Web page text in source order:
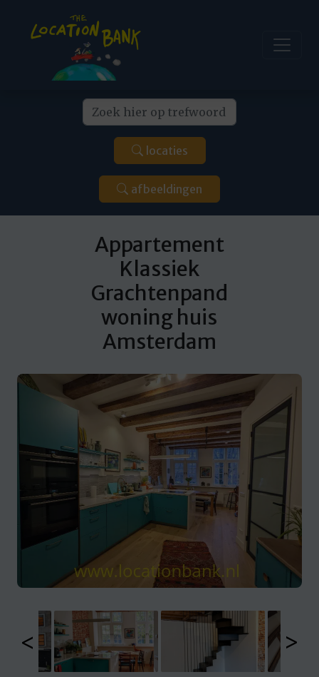
locaties
afbeeldingen
Appartement
Klassiek
Grachtenpand
woning huis
Amsterdam
< >